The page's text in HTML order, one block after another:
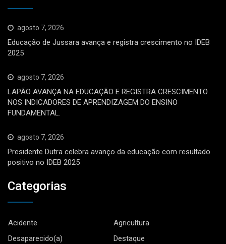
agosto 7, 2026
Educação de Jussara avança e registra crescimento no IDEB
2025
agosto 7, 2026
LAPÃO AVANÇA NA EDUCAÇÃO E REGISTRA CRESCIMENTO
NOS INDICADORES DE APRENDIZAGEM DO ENSINO
FUNDAMENTAL.
agosto 7, 2026
Presidente Dutra celebra avanço da educação com resultado
positivo no IDEB 2025
Categorias
Acidente
Agricultura
Desaparecido(a)
Destaque